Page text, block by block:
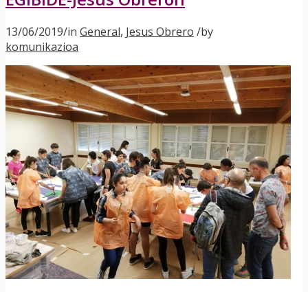
13/06/2019/in General, Jesus Obrero /by
komunikazioa